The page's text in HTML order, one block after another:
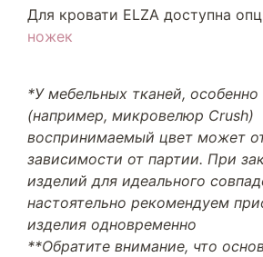
Для кровати ELZA доступна
ножек
*У мебельных тканей,
(например, микровелюр Crush)
воспринимаемый цвет может
зависимости от партии. При
изделий для идеального
настоятельно рекомендуем
изделия одновременно
**Обратите внимание, что